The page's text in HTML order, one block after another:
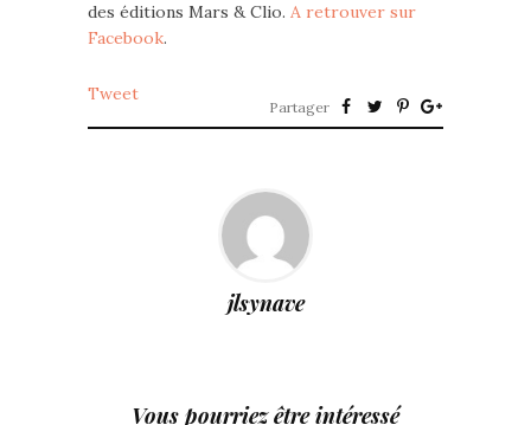
des éditions Mars & Clio. A retrouver sur
Facebook.
Tweet
Partager
jlsynave
Vous pourriez être intéressé